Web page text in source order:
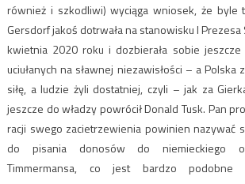
również i szkodliwi) wyciąga wniosek, że byle
Gersdorf jakoś dotrwała na stanowisku I
kwietnia 2020 roku i dozbierała sobie
uciułanych na sławnej niezawisłości – a Polska
siłę, a ludzie żyli dostatniej, czyli – jak za
jeszcze do władzy powrócił Donald Tusk. Pan
racji swego zacietrzewienia powinien nazywać
do pisania donosów do niemieckiego
Timmermansa, co jest bardzo